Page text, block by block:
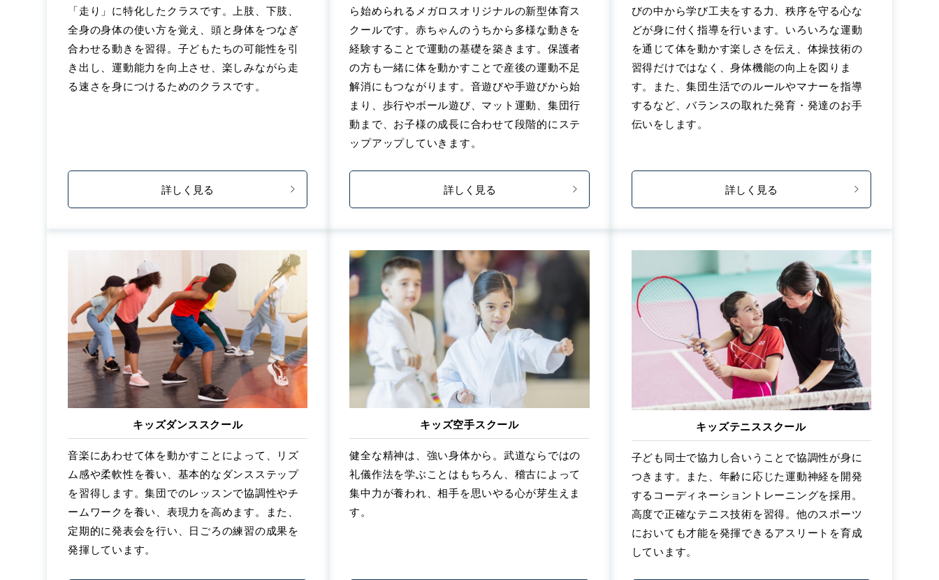
「走り」に特化したクラスです。上肢、下肢、
全身の身体の使い方を覚え、頭と身体をつなぎ
合わせる動きを習得。子どもたちの可能性を引
き出し、運動能力を向上させ、楽しみながら走
る速さを身につけるためのクラスです。
詳しく見る
ら始められるメガロスオリジナルの新型体育ス
クールです。赤ちゃんのうちから多様な動きを
経験することで運動の基礎を築きます。保護者
の方も一緒に体を動かすことで産後の運動不足
解消にもつながります。音遊びや手遊びから始
まり、歩行やボール遊び、マット運動、集団行
動まで、お子様の成長に合わせて段階的にステ
ップアップしていきます。
詳しく見る
びの中から学び工夫をする力、秩序を守る心な
どが身に付く指導を行います。いろいろな運動
を通じて体を動かす楽しさを伝え、体操技術の
習得だけではなく、身体機能の向上を図りま
す。また、集団生活でのルールやマナーを指導
するなど、バランスの取れた発育・発達のお手
伝いをします。
詳しく見る
キッズダンススクール
音楽にあわせて体を動かすことによって、リズ
ム感や柔軟性を養い、基本的なダンスステップ
を習得します。集団でのレッスンで協調性やチ
ームワークを養い、表現力を高めます。また、
定期的に発表会を行い、日ごろの練習の成果を
発揮しています。
キッズ空手スクール
健全な精神は、強い身体から。武道ならではの
礼儀作法を学ぶことはもちろん、稽古によって
集中力が養われ、相手を思いやる心が芽生えま
す。
キッズテニススクール
子ども同士で協力し合いうことで協調性が身に
つきます。また、年齢に応じた運動神経を開発
するコーディネーショントレーニングを採用。
高度で正確なテニス技術を習得。他のスポーツ
においても才能を発揮できるアスリートを育成
しています。